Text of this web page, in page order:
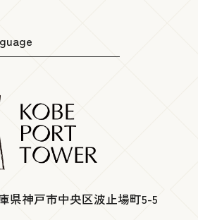
県神戸市中央区波止場町5-5